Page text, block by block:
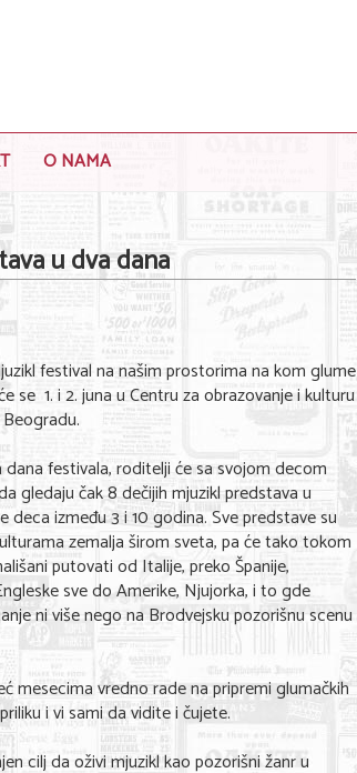
O NAMA
u dva dana
festival na našim prostorima na kom glume
se 1. i 2. juna u Centru za obrazovanje i kulturu
dana festivala, roditelji će sa svojom decom
gledaju čak 8 dečijih mjuzikl predstava u
deca između 3 i 10 godina. Sve predstave su
zemalja širom sveta, pa će tako tokom
putovati od Italije, preko Španije,
sve do Amerike, Njujorka, i to gde
ni više nego na Brodvejsku pozorišnu scenu
mesecima vredno rade na pripremi glumačkih
i vi sami da vidite i čujete.
cilj da oživi mjuzikl kao pozorišni žanr u